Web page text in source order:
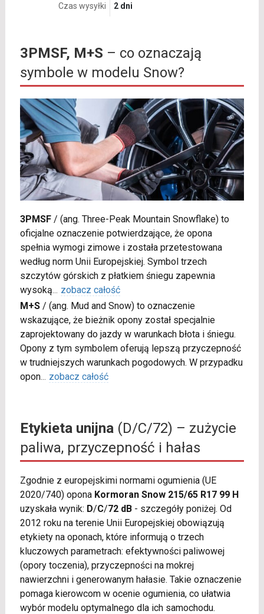
Czas wysyłki 2 dni
3PMSF, M+S – co oznaczają
symbole w modelu Snow?
3PMSF/ (ang. Three-Peak Mountain Snowflake) to
oficjalne oznaczenie potwierdzające, że opona
spełnia wymogi zimowe i została przetestowana
według norm Unii Europejskiej. Symbol trzech
szczytów górskich z płatkiem śniegu zapewnia
wysoką... zobacz całość
M+S/ (ang. Mud and Snow) to oznaczenie
wskazujące, że bieżnik opony został specjalnie
zaprojektowany do jazdy w warunkach błota i śniegu.
Opony z tym symbolem oferują lepszą przyczepność
w trudniejszych warunkach pogodowych. W przypadku
opon... zobacz całość
Etykieta unijna(D/C/72) – zużycie
paliwa, przyczepność i hałas
Zgodnie z europejskimi normami ogumienia (UE
2020/740) opona Kormoran Snow 215/65 R17 99 H
uzyskała wynik: D/C/72 dB- szczegóły poniżej. Od
2012 roku na terenie Unii Europejskiej obowiązują
etykiety na oponach, które informują o trzech
kluczowych parametrach: efektywności paliwowej
(opory toczenia), przyczepności na mokrej
nawierzchni i generowanym hałasie. Takie oznaczenie
pomaga kierowcom w ocenie ogumienia, co ułatwia
wybór modelu optymalnego dla ich samochodu.